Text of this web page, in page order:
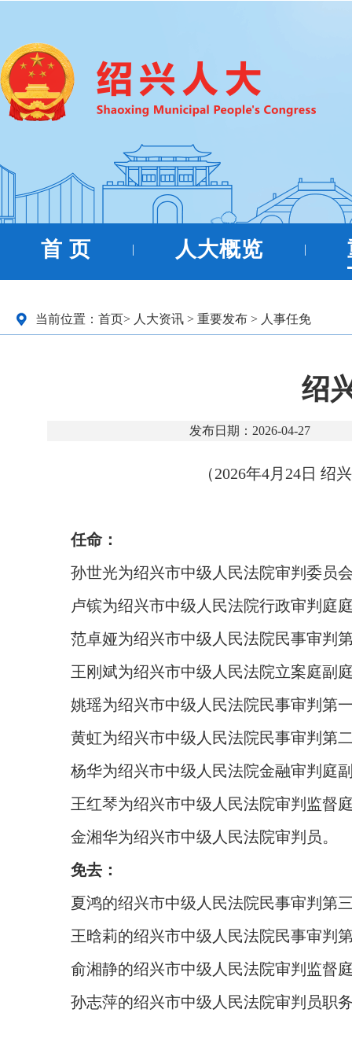
首 页 | 人大概览 |
当前位置： 首页> 人大资讯 > 重要发布 > 人事任免
绍
发布日期：2026-04-27
（2026年4月24日
任命：
孙世光为绍兴市中级人民法院审判委员
卢镔为绍兴市中级人民法院行政审判庭
范卓娅为绍兴市中级人民法院民事审判
王刚斌为绍兴市中级人民法院立案庭副
姚瑶为绍兴市中级人民法院民事审判第
黄虹为绍兴市中级人民法院民事审判第
杨华为绍兴市中级人民法院金融审判庭
王红琴为绍兴市中级人民法院审判监督
金湘华为绍兴市中级人民法院审判员。
免去：
夏鸿的绍兴市中级人民法院民事审判第
王晗莉的绍兴市中级人民法院民事审判
俞湘静的绍兴市中级人民法院审判监督
孙志萍的绍兴市中级人民法院审判员职